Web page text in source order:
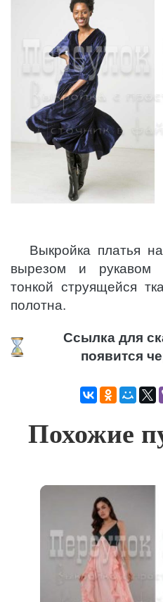
Выкройка платья
вырезом и
тонкой струящейся
полотна.
Ссылка для
появится
Похожие